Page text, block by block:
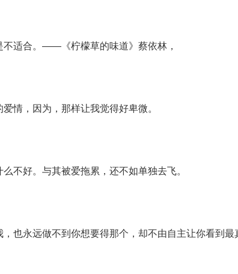
不适合。――《柠檬草的味道》蔡依林，
情，因为，那样让我觉得好卑微。
不好。与其被爱拖累，还不如单独去飞。
也永远做不到你想要得那个，却不由自主让你看到最